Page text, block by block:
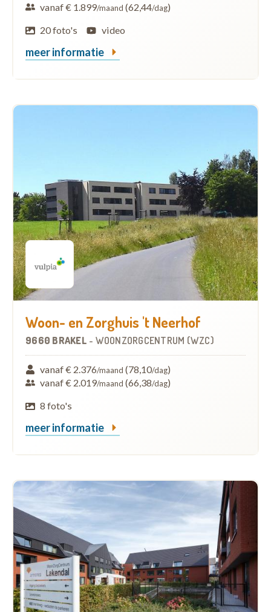
vanaf € 1.899/maand (62,44/dag)
20 foto's
video
meer informatie
Woon- en Zorghuis 't Neerhof
9660 BRAKEL - WOONZORGCENTRUM (WZC)
vanaf € 2.376/maand (78,10/dag)
vanaf € 2.019/maand (66,38/dag)
8 foto's
meer informatie